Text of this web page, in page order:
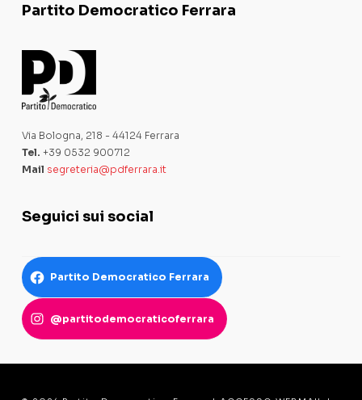
Partito Democratico Ferrara
Via Bologna, 218 - 44124 Ferrara
Tel. +39 0532 900712
Mail segreteria@pdferrara.it
Seguici sui social
Partito Democratico Ferrara
@partitodemocraticoferrara